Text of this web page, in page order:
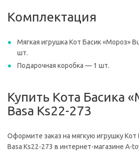
Комплектация
Мягкая игрушка Кот Басик «Мороз»
шт.
Подарочная коробка — 1 шт.
Купить Кота Басика
Basa Ks22-273
Оформите заказ на мягкую игрушку Кот
Basa Ks22-273 в интернет-магазине A-